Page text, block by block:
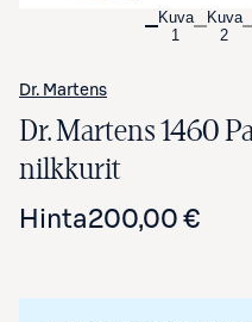
Kuva
1
Kuva
2
Dr. Martens
Dr. Martens 1460
nilkkurit
Hinta200,00 €